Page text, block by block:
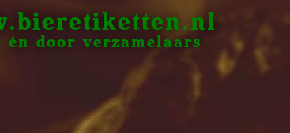
én door verzamelaars